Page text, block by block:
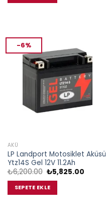
-6%
AKÜ
LP Landport Motosiklet Aküsü
Ytz14S Gel 12V 11.2Ah
₺6,200.00 Orijinal
fiyat:
₺6,200.00.
₺5,825.00Şu
SEPETE EKLE